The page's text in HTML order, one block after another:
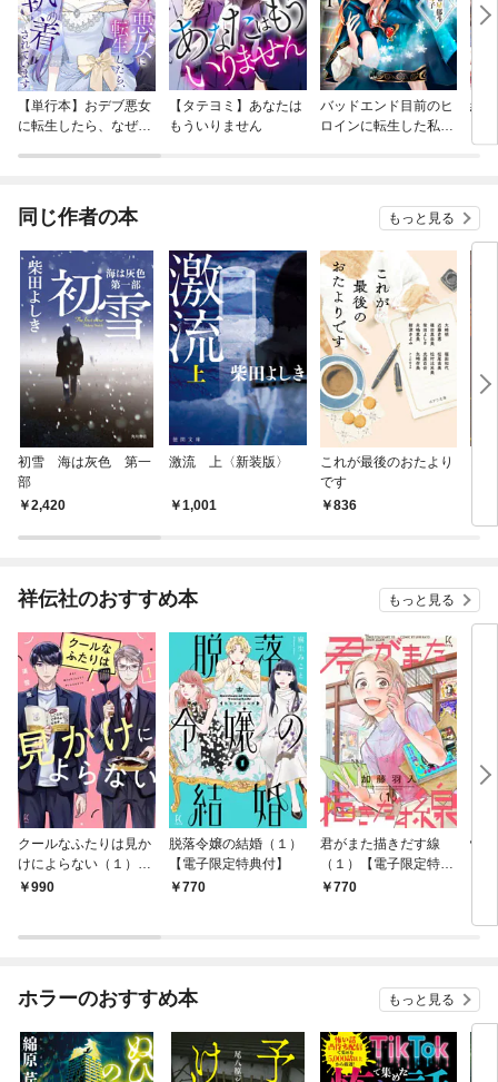
【単行本】おデブ悪女
に転生したら、なぜか
【タテヨミ】あなたは
もういりません
バッドエンド目前のヒ
ロインに転生した私、
結
同じ作者の本 もっと見る
初雪 海は灰色 第一
部
2,420
激流 上〈新装版〉
1,001
これが最後のおたより
です
836
祥伝社のおすすめ本 もっと見る
クールなふたりは見か
けによらない（１）
【電子限定特典付】
990
脱落令嬢の結婚（１）
【電子限定特典付】
770
君がまた描きだす線
（１）【電子限定特典
付】770
情
ホラーのおすすめ本 もっと見る